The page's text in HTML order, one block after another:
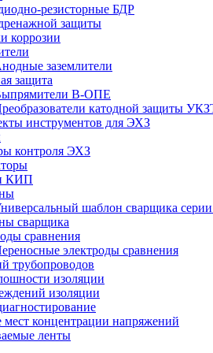
резисторные БДР
защиты
коррозии
заземлители
защита
В-ОПЕ
катодной защиты
инструментов для ЭХЗ
контроля ЭХЗ
КИП
шаблон сварщика
сварщика
сравнения
электроды сравнения
трубопроводов
изоляции
изоляции
мест концентрации напряжений
ленты